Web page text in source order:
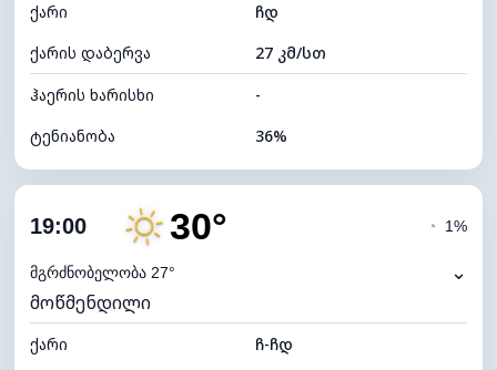
განათების ინდექსი 4 (მკრთალი)
ღრუბლის სიმაღლე 4960 მ
ქარი
ჩდ
ქარის დაბერვა
27 კმ/სთ
ჰაერის ხარისხი
-
ტენიანობა
36%
ღრუბლიანობა
ნამის წერტილი
ხილვადობა
განათების ინდექსი 7 (ნათელი)
19:00 30°
მგრძნობელობა 27°
◔ 1%
⌄
მოწმენდილი
ქარი
ჩ-ჩდ